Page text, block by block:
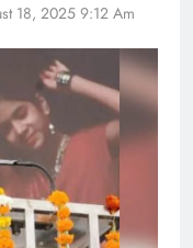
18, 2025 9:12 Am